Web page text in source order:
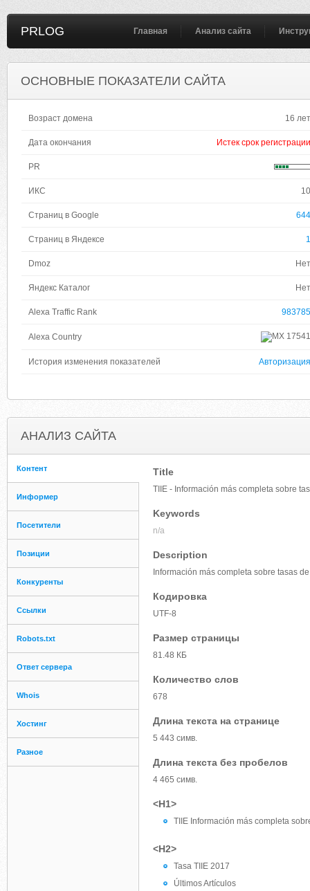
PRLOG Главная Анализ сайта
ОСНОВНЫЕ ПОКАЗАТЕЛИ САЙТА
Возраст домена 16 лет
Дата окончания Истек срок регистрации
PR
ИКС 10
Страниц в Google 644
Страниц в Яндексе 1
Dmoz Нет
Яндекс Каталог Нет
Alexa Traffic Rank 983785
Alexa Country 17541
История изменения показателей Авторизация
АНАЛИЗ САЙТА
Контент
Информер
Посетители
Позиции
Конкуренты
Ссылки
Robots.txt
Ответ сервера
Whois
Хостинг
Разное
Title
TIIE - Información más completa sobre
Keywords
n/a
Description
Información más completa sobre tasas
Кодировка
UTF-8
Размер страницы
81.48 КБ
Количество слов
678
Длина текста на странице
5 443 симв.
Длина текста без пробелов
4 465 симв.
<H1>
TIIE Información más completa
<H2>
Tasa TIIE 2017
Últimos Artículos